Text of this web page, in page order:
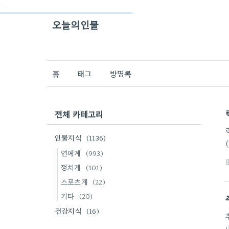
오늘의인물
홈 태그 방명록
전체 카테고리
인물지식 (1136)
연예계 (993)
정치계 (101)
스포츠계 (22)
기타 (20)
건강지식 (16)